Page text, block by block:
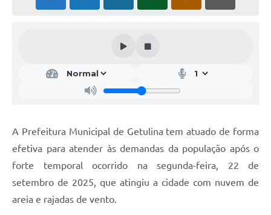
A Prefeitura Municipal de Getulina tem atuado de forma
efetiva para atender às demandas da população após o
forte temporal ocorrido na segunda-feira, 22 de
setembro de 2025, que atingiu a cidade com nuvem de
areia e rajadas de vento.